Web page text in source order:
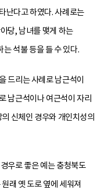
난다고 하였다. 사례로는
당, 남녀를 맺게 하는
석불 등을 들 수 있다.
드리는 사례로 남근석이
남근석이나 여근석이 자리
신체인 경우와 개인치성의
우로 좋은 예는 충청북도
래 옛 도로 옆에 세워져